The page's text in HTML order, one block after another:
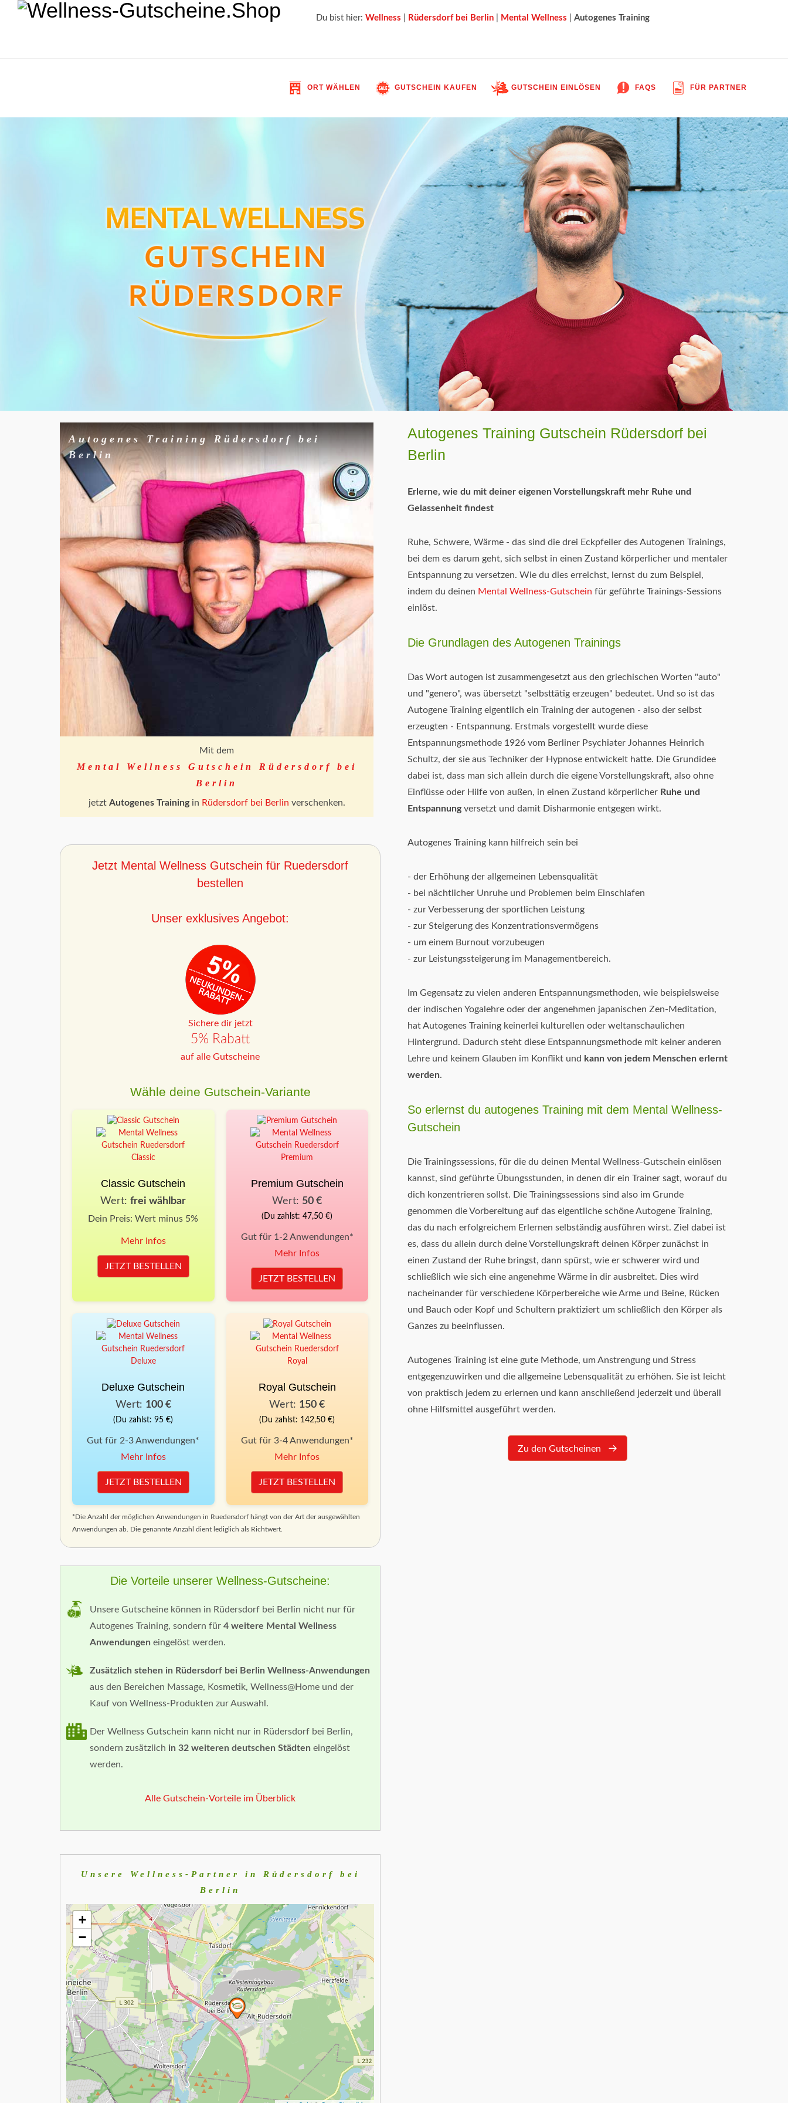
ORT WÄHLEN GUTSCHEIN KAUFEN GUTSCHEIN EINLÖSEN FAQS FÜR PARTNER
Du bist hier: Wellness Rüdersdorf bei Berlin Mental Wellness Autogenes Training
Autogenes Training Rüdersdorf bei
Berlin
Mit dem
Mental Wellness Gutschein Rüdersdorf bei
Berlin
jetzt Autogenes Trainingin Rüdersdorf bei Berlin verschenken.
Jetzt Mental Wellness Gutschein für Ruedersdorf
bestellen
Unser exklusives Angebot:
Sichere dir jetzt
5% Rabatt
auf alle Gutscheine
Wähle deine Gutschein-Variante
Classic Gutschein
Wert:frei wählbar
Dein Preis: Wert minus 5%
Mehr Infos
JETZT BESTELLEN
Premium Gutschein
Wert: 50 €
(Du zahlst: 47,50 €)
Gut für 1-2 Anwendungen*
Mehr Infos
JETZT BESTELLEN
Deluxe Gutschein
Wert: 100 €
(Du zahlst: 95 €)
Gut für 2-3 Anwendungen*
Mehr Infos
JETZT BESTELLEN
Royal Gutschein
Wert: 150 €
(Du zahlst: 142,50 €)
Gut für 3-4 Anwendungen*
Mehr Infos
JETZT BESTELLEN
*Die Anzahl der möglichen Anwendungen in Ruedersdorf hängt von der Art der ausgewählten
Anwendungen ab. Die genannte Anzahl dient lediglich als Richtwert.
Die Vorteile unserer Wellness-Gutscheine:
Unsere Gutscheine können in Rüdersdorf bei Berlin nicht nur für
Autogenes Training, sondern für 4 weitere Mental Wellness
Anwendungen eingelöst werden.
Zusätzlich stehen in Rüdersdorf bei Berlin Wellness-Anwendungen
aus den Bereichen Massage, Kosmetik, Wellness@Home und der
Kauf von Wellness-Produkten zur Auswahl.
Der Wellness Gutschein kann nicht nur in Rüdersdorf bei Berlin,
sondern zusätzlich in 32 weiteren deutschen Städten eingelöst
werden.
Alle Gutschein-Vorteile im Überblick
Unsere Wellness-Partner in Rüdersdorf bei
Berlin
+
−
Autogenes Training Gutschein Rüdersdorf bei
Berlin
Erlerne, wie du mit deiner eigenen Vorstellungskraft mehr Ruhe und
Gelassenheit findest
Ruhe, Schwere, Wärme - das sind die drei Eckpfeiler des Autogenen Trainings,
bei dem es darum geht, sich selbst in einen Zustand körperlicher und mentaler
Entspannung zu versetzen. Wie du dies erreichst, lernst du zum Beispiel,
indem du deinen Mental Wellness-Gutschein für geführte Trainings-Sessions
einlöst.
Die Grundlagen des Autogenen Trainings
Das Wort autogen ist zusammengesetzt aus den griechischen Worten "auto"
und "genero", was übersetzt "selbsttätig erzeugen" bedeutet. Und so ist das
Autogene Training eigentlich ein Training der autogenen - also der selbst
erzeugten - Entspannung. Erstmals vorgestellt wurde diese
Entspannungsmethode 1926 vom Berliner Psychiater Johannes Heinrich
Schultz, der sie aus Techniker der Hypnose entwickelt hatte. Die Grundidee
dabei ist, dass man sich allein durch die eigene Vorstellungskraft, also ohne
Einflüsse oder Hilfe von außen, in einen Zustand körperlicher Ruhe und
Entspannungversetzt und damit Disharmonie entgegen wirkt.
Autogenes Training kann hilfreich sein bei
- der Erhöhung der allgemeinen Lebensqualität
- bei nächtlicher Unruhe und Problemen beim Einschlafen
- zur Verbesserung der sportlichen Leistung
- zur Steigerung des Konzentrationsvermögens
- um einem Burnout vorzubeugen
- zur Leistungssteigerung im Managementbereich.
Im Gegensatz zu vielen anderen Entspannungsmethoden, wie beispielsweise
der indischen Yogalehre oder der angenehmen japanischen Zen-Meditation,
hat Autogenes Training keinerlei kulturellen oder weltanschaulichen
Hintergrund. Dadurch steht diese Entspannungsmethode mit keiner anderen
Lehre und keinem Glauben im Konflikt und kann von jedem Menschen erlernt
werden.
So erlernst du autogenes Training mit dem Mental Wellness-
Gutschein
Die Trainingssessions, für die du deinen Mental Wellness-Gutschein einlösen
kannst, sind geführte Übungsstunden, in denen dir ein Trainer sagt, worauf du
dich konzentrieren sollst. Die Trainingssessions sind also im Grunde
genommen die Vorbereitung auf das eigentliche schöne Autogene Training,
das du nach erfolgreichem Erlernen selbständig ausführen wirst. Ziel dabei ist
es, dass du allein durch deine Vorstellungskraft deinen Körper zunächst in
einen Zustand der Ruhe bringst, dann spürst, wie er schwerer wird und
schließlich wie sich eine angenehme Wärme in dir ausbreitet. Dies wird
nacheinander für verschiedene Körperbereiche wie Arme und Beine, Rücken
und Bauch oder Kopf und Schultern praktiziert um schließlich den Körper als
Ganzes zu beeinflussen.
Autogenes Training ist eine gute Methode, um Anstrengung und Stress
entgegenzuwirken und die allgemeine Lebensqualität zu erhöhen. Sie ist leicht
von praktisch jedem zu erlernen und kann anschließend jederzeit und überall
ohne Hilfsmittel ausgeführt werden.
Zu den Gutscheinen